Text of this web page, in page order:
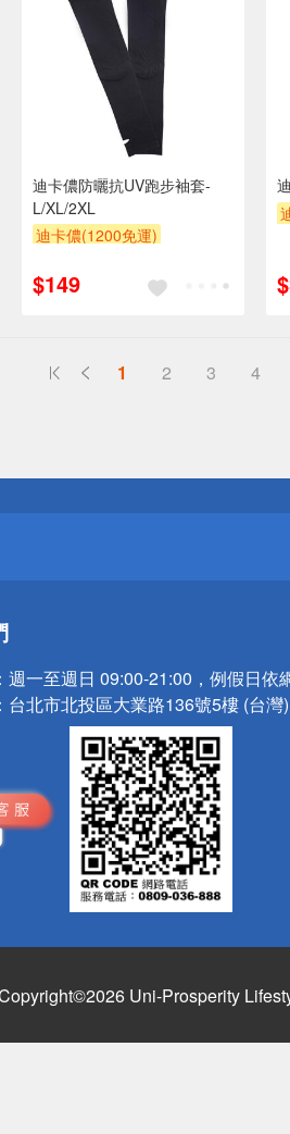
迪卡儂防曬抗UV跑步袖套-
L/XL/2XL
迪卡儂(1200免運)
$149
1 2 3 4
週一至週日 09:00-21:00，例假日依
台北市北投區大業路136號5樓 (台灣)
Uni-Prosperity